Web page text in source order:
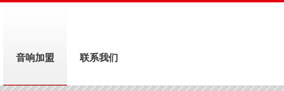
音响加盟 联系我们